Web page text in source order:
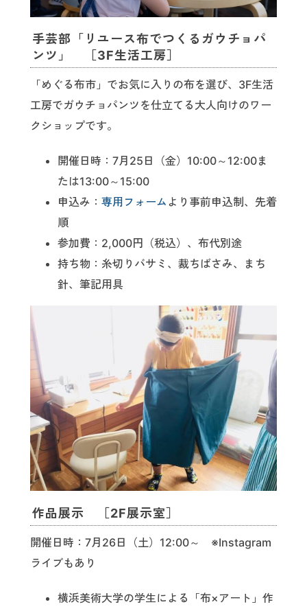
手芸部「リユース布でつくるガウチョパ
ンツ」 ［3F生活工房］
「めぐる布市」でお気に入りの布を選び、3F生活
工房でガウチョパンツを仕立てる大人向けのワー
クショップです。
開催日時：7月25日（金）10:00～12:00ま
たは13:00～15:00
申込み： 専用フォーム より事前申込制、先着
順
参加費：2,000円（税込）、布代別途
持ち物：糸切りバサミ、裁ちばさみ、まち
針、筆記用具
作品展示 ［2F展示室］
開催日時：7月26日（土）12:00～ ※Instagram
ライブもあり
横浜美術大学の学生による「布×アート」作